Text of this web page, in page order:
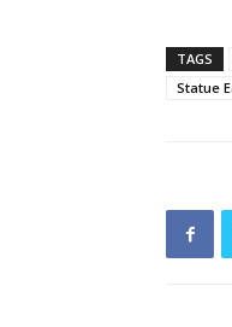
TAGS
Statue